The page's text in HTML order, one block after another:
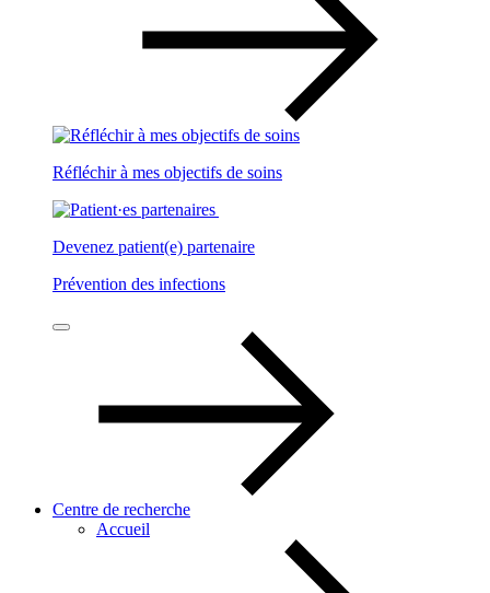
Réfléchir à mes objectifs de soins
Devenez patient(e) partenaire
Prévention des infections
Centre de recherche
Accueil